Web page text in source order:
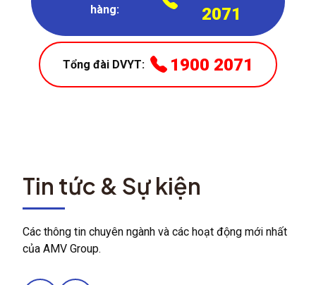
hàng:
2071
Tổng đài DVYT: 1900 2071
Tin tức & Sự kiện
Các thông tin chuyên ngành và các hoạt động mới nhất
của AMV Group.